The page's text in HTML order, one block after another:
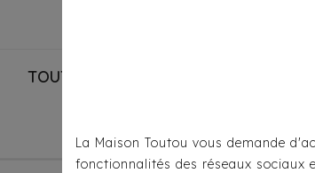
TOUTOU® HANDMADE
La Maison Toutou vous demande
fonctionnalités des réseaux sociaux